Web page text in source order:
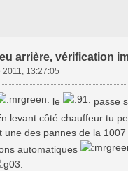
arrière, vérification
13:27:05
le
passe
levant côté chauffeur tu
une des pannes de la
automatiques